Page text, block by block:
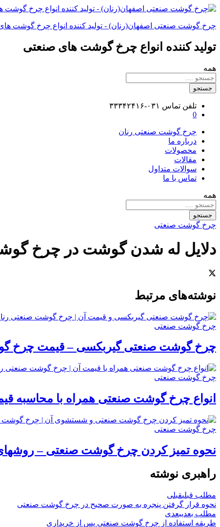
چرخ گوشت صنعتی اصفهان(رنان) - تولید کننده انواع چرخ گوشت
تولید کننده انواع چرخ گوشت های صنعتی
همه
جستجو
تلفن تماس ۰۳۱-۳۳۳۴۲۴۱۶
0
چرخ گوشت صنعتی رنان
درباره ما
محصولات
مقالات
سوالات متداول
تماس با ما
همه
جستجو
چرخ گوشت صنعتی
دلایل له شدن گوشت در چرخ
نوشته‌‌های مرتبط
چرخ گوشت صنعتی
چرخ گوشت صنعتی گیربکسی – قیمت چرخ
چرخ گوشت صنعتی
انواع چرخ گوشت صنعتی همراه با محاسبه
چرخ گوشت صنعتی
نحوه تمیز کردن چرخ گوشت صنعتی –
راهبری نوشته
مطلب قبلیقبلی
نحوه قرار گرفتن پنجره به صورت صحیح در چرخ گوشت صنعتی
مطلب بعدیبعدی
طریقه استفاده از چرخ گوشت صنعتی پس از خریداری